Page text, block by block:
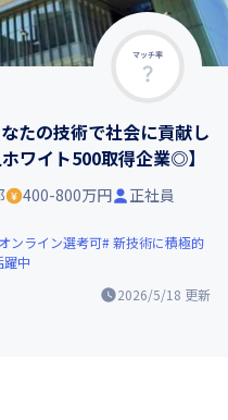
マッチ率
たの技術で社会に貢献し
ワイト500取得企業◎】
2026/5/18 更新
400-800万円 正社員
オンライン選考可 新技術に積極的
躍中